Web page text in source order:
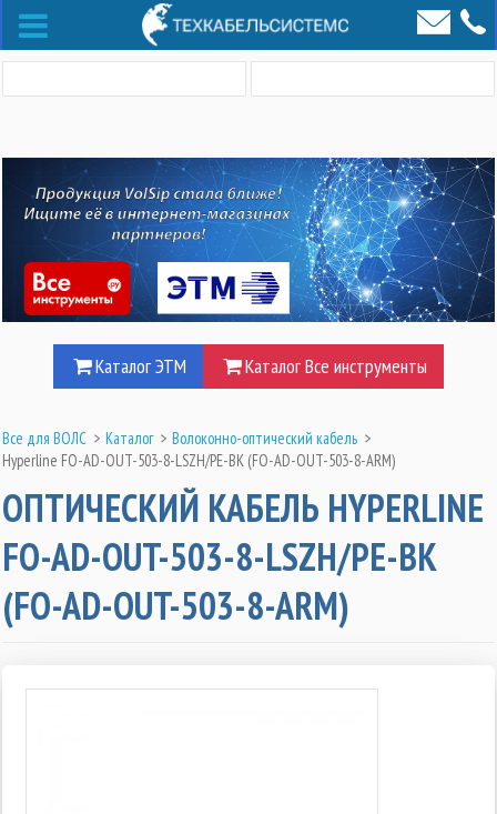
Каталог ЭТМ Каталог Все инструменты
Все для ВОЛС > Каталог > Волоконно-оптический кабель >
Hyperline FO-AD-OUT-503-8-LSZH/PE-BK (FO-AD-OUT-503-8-ARM)
ОПТИЧЕСКИЙ КАБЕЛЬ HYPERLINE
FO-AD-OUT-503-8-LSZH/PE-BK
(FO-AD-OUT-503-8-ARM)